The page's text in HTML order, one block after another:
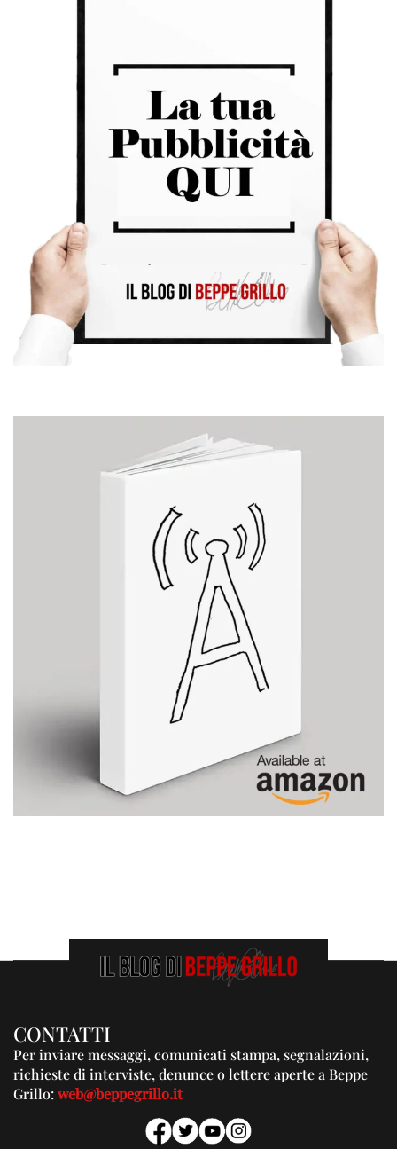
CONTATTI
Per inviare messaggi, comunicati stampa, segnalazioni,
richieste di interviste, denunce o lettere aperte a Beppe
Grillo:web@beppegrillo.it